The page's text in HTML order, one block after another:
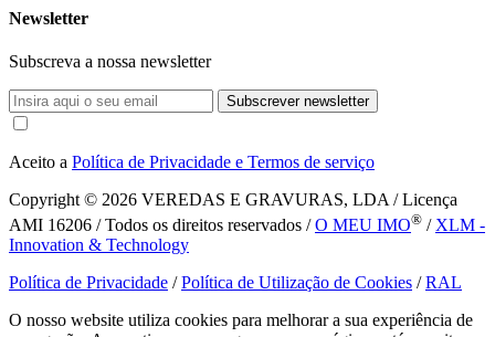
Newsletter
Subscreva a nossa newsletter
Subscrever newsletter
Aceito a Política de Privacidade e Termos de serviço
Copyright © 2026 VEREDAS E GRAVURAS, LDA / Licença
AMI 16206 / Todos os direitos reservados /O MEU IMO® / XLM -
Innovation & Technology
Política de Privacidade /Política de Utilização de Cookies /RAL
O nosso website utiliza cookies para melhorar a sua experiência de